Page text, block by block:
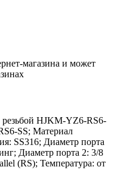
магазина и может
HJKM-YZ6-RS6-
SS; Материал
SS316; Диаметр порта
Диаметр порта 2: 3/8
(RS); Температура: от